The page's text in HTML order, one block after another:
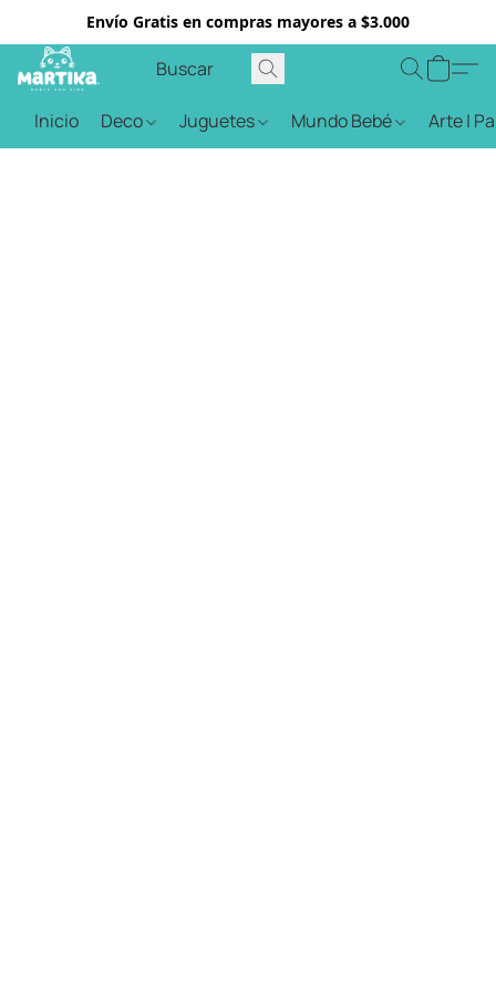
Envío Gratis en compras mayores a $3.000
Inicio Deco Juguetes Mundo Bebé Arte |